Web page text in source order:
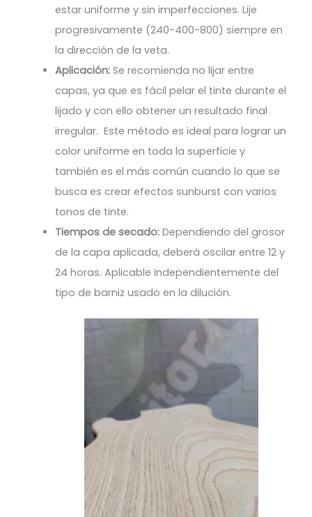
estar uniforme y sin imperfecciones. Lije
progresivamente (240-400-800) siempre en
la dirección de la veta.
Aplicación:Se recomienda no lijar entre
capas, ya que es fácil pelar el tinte durante el
lijado y con ello obtener un resultado final
irregular. Este método es ideal para lograr un
color uniforme en toda la superficie y
también es el más común cuando lo que se
busca es crear efectos sunburst con varios
tonos de tinte.
Tiempos de secado:Dependiendo del grosor
de la capa aplicada, deberá oscilar entre 12 y
24 horas. Aplicable independientemente del
tipo de barniz usado en la dilución.